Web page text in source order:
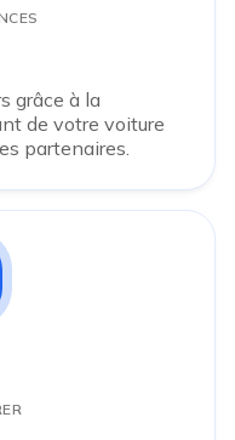
grâce à la
de votre voiture
partenaires.